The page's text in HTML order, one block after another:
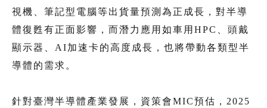
視機、筆記型電腦等出貨量預測為正成長，對半導
體復甦有正面影響，而潛力應用如車用HPC、頭戴
顯示器、AI加速卡的高度成長，也將帶動各類型半
導體的需求。
針對臺灣半導體產業發展，資策會MIC預估，2025